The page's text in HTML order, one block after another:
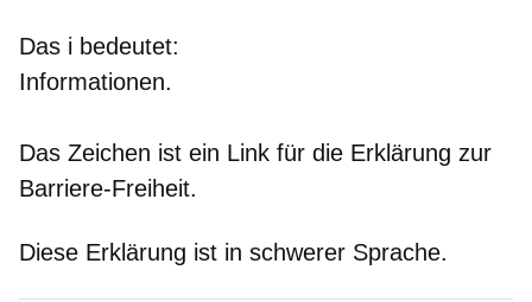
Das i bedeutet:
Informationen.
Das Zeichen ist ein Link für die Erklärung zur
Barriere-Freiheit.
Diese Erklärung ist in schwerer Sprache.